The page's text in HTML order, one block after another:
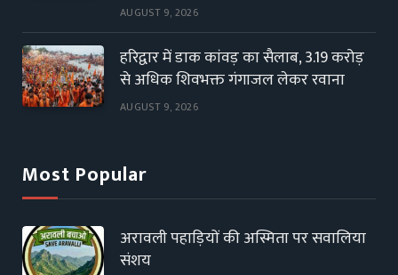
AUGUST 9, 2026
हरिद्वार में डाक कांवड़ का सैलाब, 3.19 करोड़
से अधिक शिवभक्त गंगाजल लेकर रवाना
AUGUST 9, 2026
Most Popular
अरावली पहाड़ियों की अस्मिता पर सवालिया
संशय